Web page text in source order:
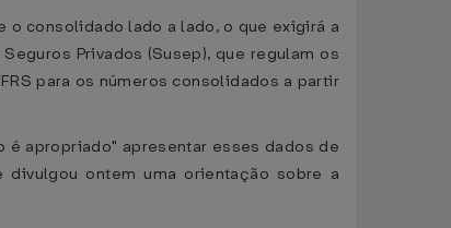
consolidado lado a lado, o que exigirá a
Privados (Susep), que regulam os
para os números consolidados a partir
apropriado" apresentar esses dados de
ontem uma orientação sobre a